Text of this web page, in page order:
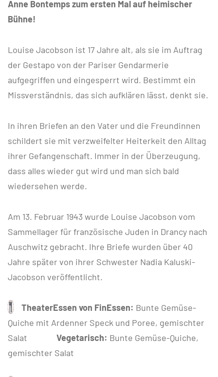
Anne Bontemps zum ersten Mal auf heimischer
Bühne!
Louise Jacobson ist 17 Jahre alt, als sie im Auftrag
der Gestapo von der Pariser Gendarmerie
aufgegriffen und eingesperrt wird. Bestimmt ein
Missverständnis, das sich aufklären lässt, denkt sie.
In ihren Briefen an den Vater und die Freundinnen
schildert sie mit verzweifelter Heiterkeit den Alltag
ihrer Gefangenschaft. Immer in der Überzeugung,
dass alles wieder gut wird und man sich bald
wiedersehen werde.
Am 13. Februar 1943 wurde Louise Jacobson vom
Sammellager für französische Juden in Drancy nach
Auschwitz gebracht. Ihre Briefe wurden über 40
Jahre später von ihrer Schwester Nadia Kaluski-
Jacobson veröffentlicht.
TheaterEssen von FinEssen: Bunte Gemüse-
Quiche mit Ardenner Speck und Poree, gemischter
Salat Vegetarisch: Bunte Gemüse-Quiche,
gemischter Salat